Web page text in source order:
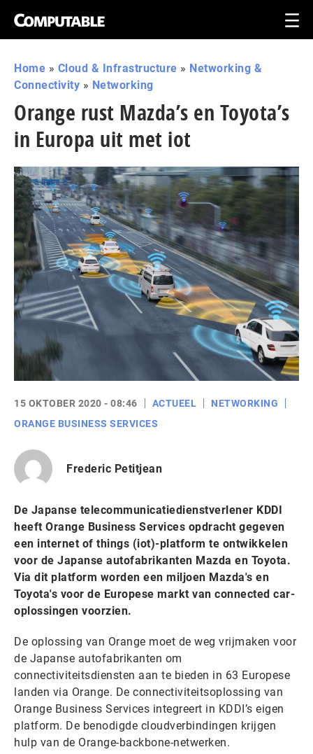
Home » Cloud & Infrastructure » Networking &
Connectivity » Networking
Orange rust Mazda’s en Toyota’s
in Europa uit met iot
15 OKTOBER 2020 - 08:46 ACTUEEL
NETWORKING
ORANGE BUSINESS SERVICES
Frederic Petitjean
De Japanse telecommunicatiedienstverlener KDDI
heeft Orange Business Services opdracht gegeven
een internet of things (iot)-platform te ontwikkelen
voor de Japanse autofabrikanten Mazda en Toyota.
Via dit platform worden een miljoen Mazda's en
Toyota's voor de Europese markt van connected car-
oplossingen voorzien.
De oplossing van Orange moet de weg vrijmaken voor
de Japanse autofabrikanten om
connectiviteitsdiensten aan te bieden in 63 Europese
landen via Orange. De connectiviteitsoplossing van
Orange Business Services integreert in KDDI’s eigen
platform. De benodigde cloudverbindingen krijgen
hulp van de Orange-backbone-netwerken.